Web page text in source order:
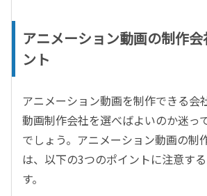
アニメーション動画の制作
ント
アニメーション動画を制作できる会
動画制作会社を選べばよいのか迷っ
でしょう。アニメーション動画の制
は、以下の3つのポイントに注意す
す。